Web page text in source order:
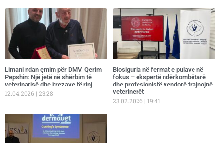
Limani ndan çmim për DMV. Qerim
Pepshin: Një jetë në shërbim të
veterinarisë dhe brezave të rinj
12.04.2026 23:28
Biosiguria në fermat e pulave në
fokus – ekspertë ndërkombëtarë
dhe profesionistë vendorë trajnojnë
veterinerët
23.02.2026 19:41